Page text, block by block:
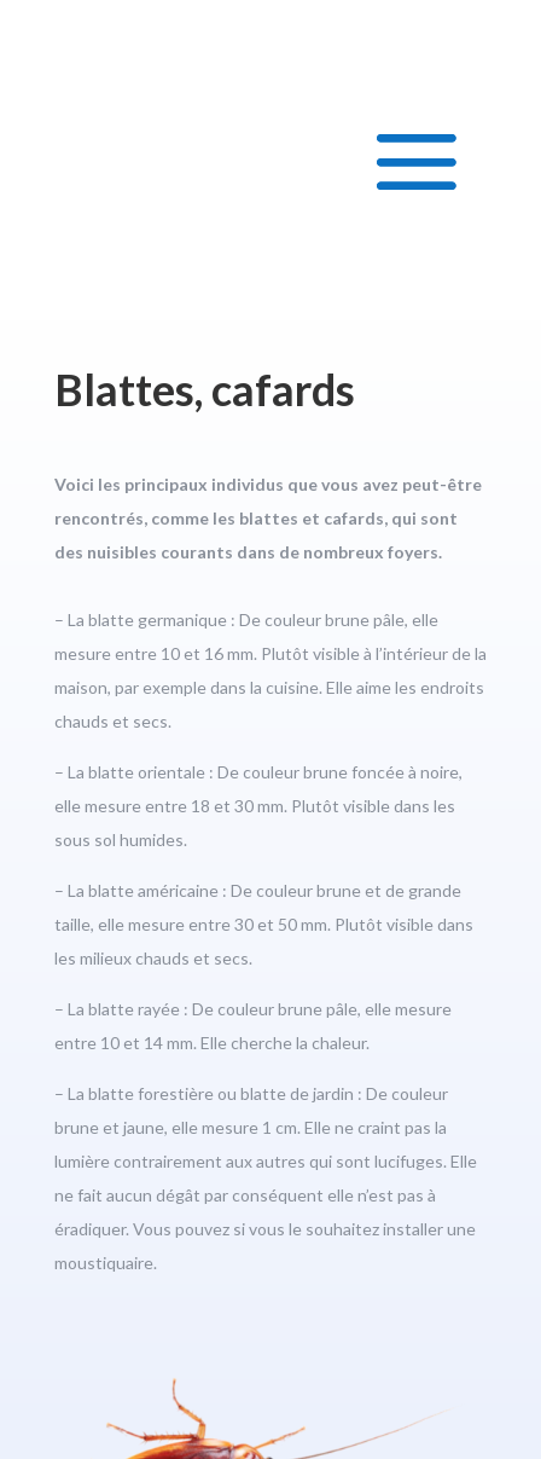
Blattes, cafards
Voici les principaux individus que vous avez peut-être
rencontrés, comme les blattes et cafards, qui sont
des nuisibles courants dans de nombreux foyers.
– La blatte germanique : De couleur brune pâle, elle
mesure entre 10 et 16 mm. Plutôt visible à l’intérieur de la
maison, par exemple dans la cuisine. Elle aime les endroits
chauds et secs.
– La blatte orientale : De couleur brune foncée à noire,
elle mesure entre 18 et 30 mm. Plutôt visible dans les
sous sol humides.
– La blatte américaine : De couleur brune et de grande
taille, elle mesure entre 30 et 50 mm. Plutôt visible dans
les milieux chauds et secs.
– La blatte rayée : De couleur brune pâle, elle mesure
entre 10 et 14 mm. Elle cherche la chaleur.
– La blatte forestière ou blatte de jardin : De couleur
brune et jaune, elle mesure 1 cm. Elle ne craint pas la
lumière contrairement aux autres qui sont lucifuges. Elle
ne fait aucun dégât par conséquent elle n’est pas à
éradiquer. Vous pouvez si vous le souhaitez installer une
moustiquaire.